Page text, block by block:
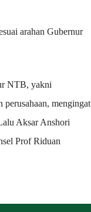
arahan Gubernur
NTB, yakni
perusahaan, mengingat
Aksar Anshori
Prof Riduan